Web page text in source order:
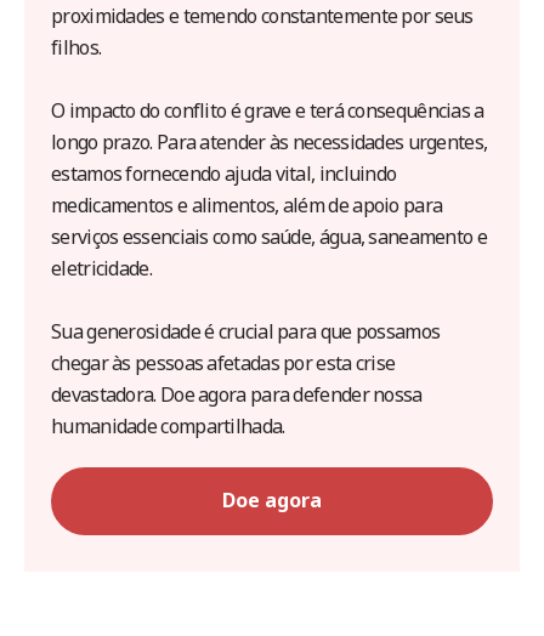
proximidades e temendo constantemente por seus
filhos.
O impacto do conflito é grave e terá consequências a
longo prazo. Para atender às necessidades urgentes,
estamos fornecendo ajuda vital, incluindo
medicamentos e alimentos, além de apoio para
serviços essenciais como saúde, água, saneamento e
eletricidade.
Sua generosidade é crucial para que possamos
chegar às pessoas afetadas por esta crise
devastadora. Doe agora para defender nossa
humanidade compartilhada.
Doe agora